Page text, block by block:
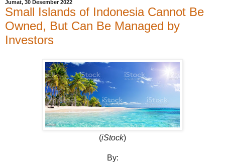
Jumat, 30 Desember 2022
Small Islands of Indonesia Cannot Be
Owned, But Can Be Managed by
Investors
(iStock)
By: